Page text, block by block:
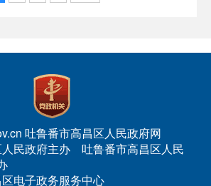
吐鲁番市高昌区人民政府网
人民政府主办 吐鲁番市高昌区人民
电子政务服务中心